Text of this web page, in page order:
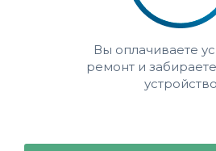
Вы оплачиваете
ремонт и
устройство